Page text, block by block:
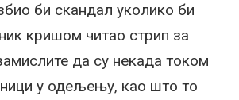
би скандал уколико би
кришом читао стрип за
да су некада током
у одељењу, као што то